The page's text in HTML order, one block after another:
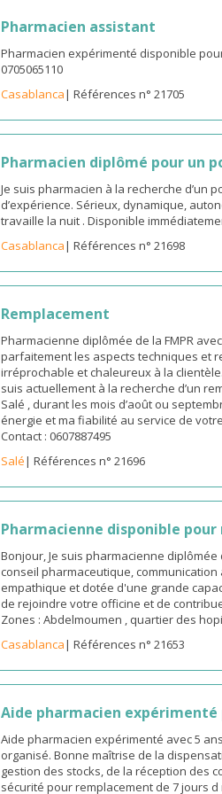
Pharmacien assistant
Pharmacien expérimenté disponible
0705065110
Casablanca| Références n° 21705
Pharmacien diplômé pour un
Je suis pharmacien à la recherche d’un
d’expérience. Sérieux, dynamique,
travaille la nuit . Disponible
Casablanca| Références n° 21698
Remplacement
Pharmacienne diplômée de la FMPR
parfaitement les aspects techniques et
irréprochable et chaleureux à la
suis actuellement à la recherche d’un
Salé , durant les mois d’août ou
énergie et ma fiabilité au service de
Contact : 0607887495
Salé| Références n° 21696
Pharmacienne disponible
Bonjour, Je suis pharmacienne
conseil pharmaceutique,
empathique et dotée d'une grande
de rejoindre votre officine et de
Zones : Abdelmoumen , quartier des
Casablanca| Références n° 21653
Aide pharmacien
Aide pharmacien expérimenté avec 5
organisé. Bonne maîtrise de la
gestion des stocks, de la réception des
sécurité pour remplacement de 7 jours